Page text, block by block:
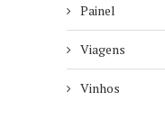
Painel
Viagens
Vinhos